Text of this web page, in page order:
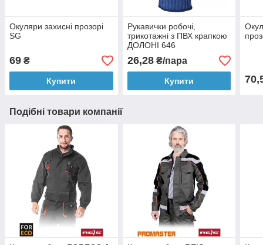
Окуляри захисні прозорі
SG
69 ₴
Купити
Рукавички робочі,
трикотажні з ПВХ крапкою
ДОЛОНІ 646
26,28₴/пара
Купити
Подібні товари компанії